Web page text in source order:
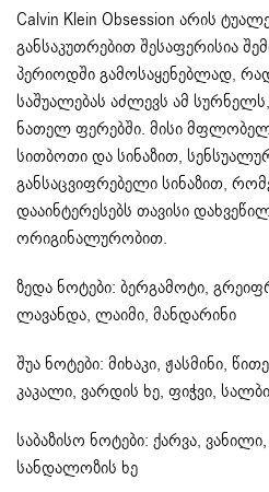
Calvin Klein Obsession არის
განსაკუთრებით შესაფერისია
პერიოდში გამოსაყენებლად,
საშუალებას აძლევს ამ
ნათელ ფერებში. მისი
სითბოთი და სინაზით,
განსაცვიფრებელი სინაზით,
დააინტერესებს თავისი
ორიგინალურობით.
ზედა ნოტები: ბერგამოტი,
ლავანდა, ლაიმი, მანდარინი
შუა ნოტები: მიხაკი, ჟასმინი,
კაკალი, ვარდის ხე, ფიჭვი,
საბაზისო ნოტები: ქარვა,
სანდალოზის ხე